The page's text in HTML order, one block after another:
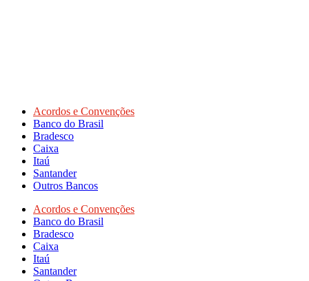
Acordos e Convenções
Banco do Brasil
Bradesco
Caixa
Itaú
Santander
Outros Bancos
Acordos e Convenções
Banco do Brasil
Bradesco
Caixa
Itaú
Santander